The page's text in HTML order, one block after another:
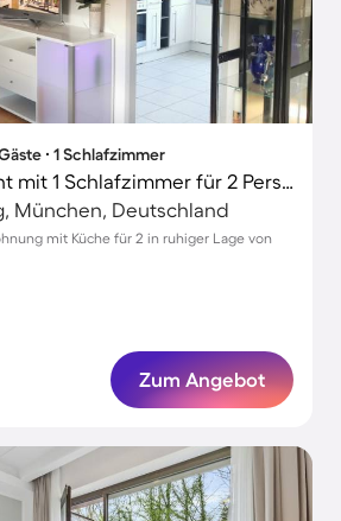
∙ 1 Schlafzimmer
Tolles Apartment mit 1 Schlafzimmer für 2 Personen
München, Deutschland
mit Küche für 2 in ruhiger Lage von
Zum Angebot